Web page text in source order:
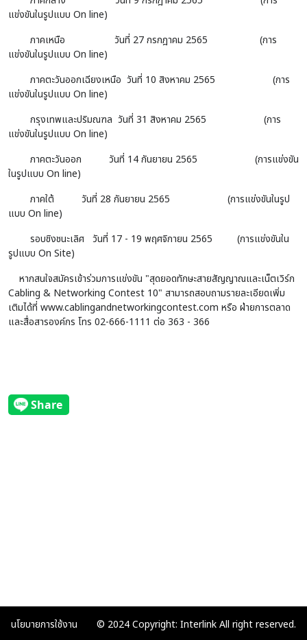
แข่งขันในรูปแบบ On line)
ภาคเหนือ
วันที่ 27 กรกฎาคม 2565 (การ
แข่งขันในรูปแบบ On line)
ภาคตะวันออกเฉียงเหนือ วันที่ 10 สิงหาคม 2565 (การ
แข่งขันในรูปแบบ On line)
กรุงเทพและปริมณฑล วันที่ 31 สิงหาคม 2565 (การ
แข่งขันในรูปแบบ On line)
ภาคตะวันออก
วันที่ 14 กันยายน 2565 (การแข่งขัน
ในรูปแบบ On line)
ภาคใต้
วันที่ 28 กันยายน 2565 (การแข่งขันในรูป
แบบ On line)
รอบชิงชนะเลิศ วันที่ 17 - 19 พฤศจิกายน 2565 (การแข่งขันใน
รูปแบบ On Site)
หากสนใจสมัครเข้าร่วมการแข่งขัน "สุดยอดทักษะสายสัญญาณและเน็ตเวิร์ก
Cabling & Networking Contest 10" สามารถสอบถามรายละเอียดเพิ่ม
เติมได้ที่ www.cablingandnetworkingcontest.com หรือ ฝ่ายการตลาด
และสื่อสารองค์กร โทร 02-666-1111 ต่อ 363 - 366
นโยบายการใช้งาน © 2024 Copyright: Interlink All right reserved.